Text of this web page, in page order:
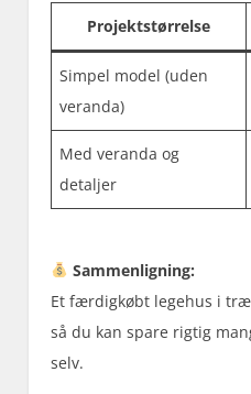
Projektstørrelse
Simpel model (uden
veranda)
Med veranda og
detaljer
Sammenligning:
Et færdigkøbt legehus i
så du kan spare rigtig
selv.